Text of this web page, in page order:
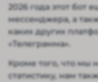
2026 года этот бот
мессенджера, а
каких других
«Телеграмма».
Кроме того, что мы
статистику, нам